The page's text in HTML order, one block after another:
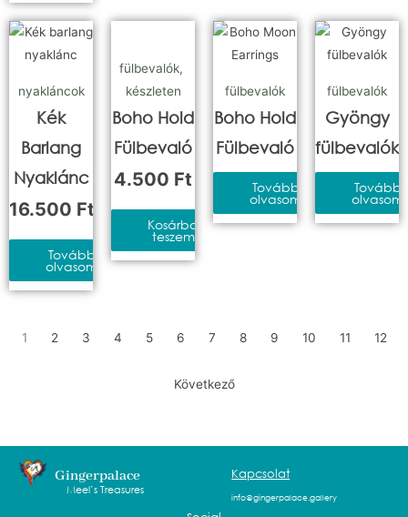
nyakláncok
Kék
Barlang
Nyaklánc
16.500 Ft
Tovább
olvasom
fülbevalók,
készleten
Boho Hold
Fülbevaló
4.500 Ft
Kosárba
teszem
fülbevalók
Boho Hold
Fülbevaló
Tovább
olvasom
fülbevalók
Gyöngy
fülbevalók
Tovább
olvasom
1 2 3 4 5 6 7 8 9 10 11 12
Következő
Gingerpalace
Meel’s Treasures
Kapcsolat
info@gingerpalace.gallery